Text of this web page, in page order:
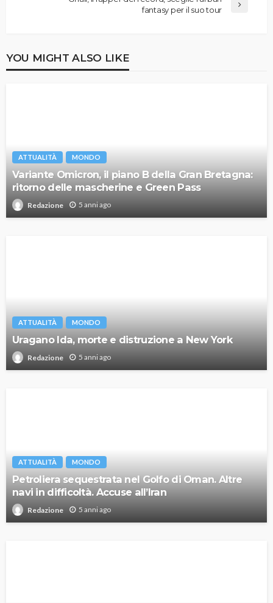
fantasy per il suo tour
YOU MIGHT ALSO LIKE
ATTUALITÀ MONDO
Variante Omicron, il piano B della Gran Bretagna:
ritorno delle mascherine e Green Pass
Redazione 5 anni ago
ATTUALITÀ MONDO
Uragano Ida, morte e distruzione a New York
Redazione 5 anni ago
ATTUALITÀ MONDO
Petroliera sequestrata nel Golfo di Oman. Altre
navi in difficoltà. Accuse all’Iran
Redazione 5 anni ago